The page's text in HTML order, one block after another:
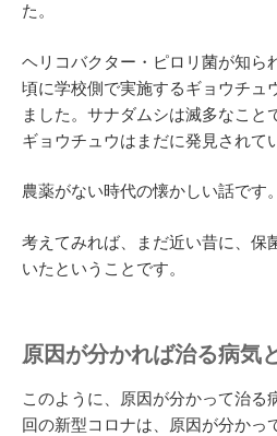
た。
ヘリコバクター・ピロリ菌が知ら
頃に学校側で実施するギョウチュ
ました。サナダムシは滅多なこと
ギョウチュウはまだに発見されて
農薬がない時代の懐かしい話です。
考えてみれば、まだ近い昔に、保
いたということです。
原因が分かれば治る病気
このように、原因が分かって治る
回の新型コロナは、原因が分かっ